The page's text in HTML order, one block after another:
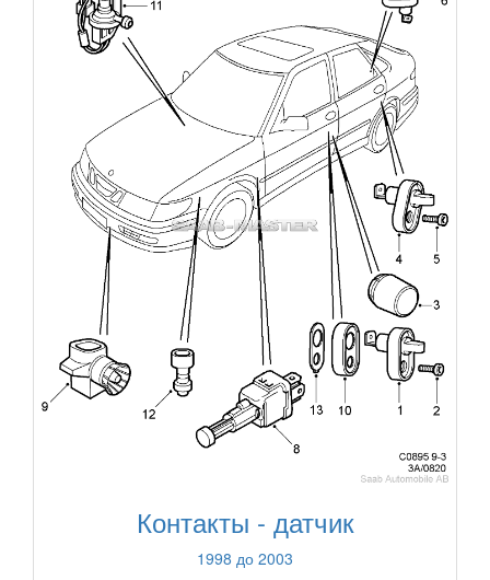
Контакты - датчик
1998 до 2003